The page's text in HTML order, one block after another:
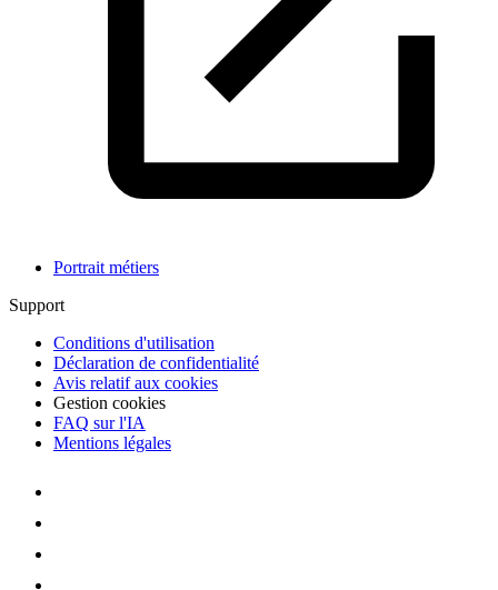
Portrait métiers
Support
Conditions d'utilisation
Déclaration de confidentialité
Avis relatif aux cookies
Gestion cookies
FAQ sur l'IA
Mentions légales